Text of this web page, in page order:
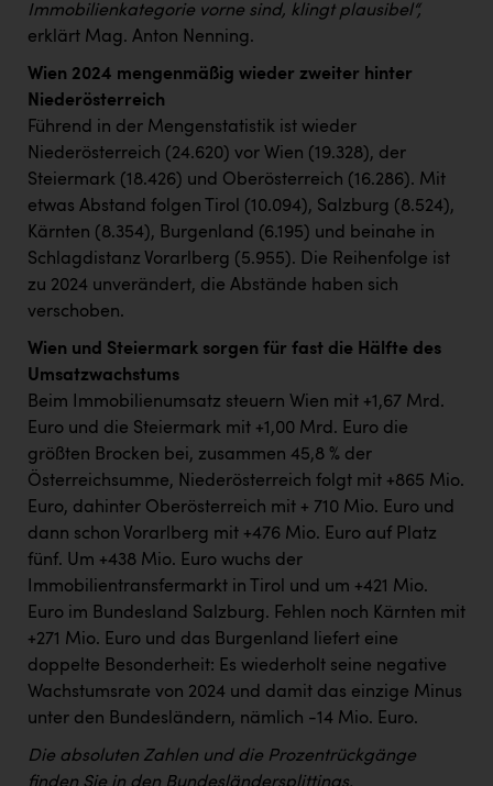
Immobilienkategorie vorne sind, klingt plausibel“,
erklärt Mag. Anton Nenning.
Wien 2024 mengenmäßig wieder zweiter hinter
Niederösterreich
Führend in der Mengenstatistik ist wieder
Niederösterreich (24.620) vor Wien (19.328), der
Steiermark (18.426) und Oberösterreich (16.286). Mit
etwas Abstand folgen Tirol (10.094), Salzburg (8.524),
Kärnten (8.354), Burgenland (6.195) und beinahe in
Schlagdistanz Vorarlberg (5.955). Die Reihenfolge ist
zu 2024 unverändert, die Abstände haben sich
verschoben.
Wien und Steiermark sorgen für fast die Hälfte des
Umsatzwachstums
Beim Immobilienumsatz steuern Wien mit +1,67 Mrd.
Euro und die Steiermark mit +1,00 Mrd. Euro die
größten Brocken bei, zusammen 45,8 % der
Österreichsumme, Niederösterreich folgt mit +865 Mio.
Euro, dahinter Oberösterreich mit + 710 Mio. Euro und
dann schon Vorarlberg mit +476 Mio. Euro auf Platz
fünf. Um +438 Mio. Euro wuchs der
Immobilientransfermarkt in Tirol und um +421 Mio.
Euro im Bundesland Salzburg. Fehlen noch Kärnten mit
+271 Mio. Euro und das Burgenland liefert eine
doppelte Besonderheit: Es wiederholt seine negative
Wachstumsrate von 2024 und damit das einzige Minus
unter den Bundesländern, nämlich -14 Mio. Euro.
Die absoluten Zahlen und die Prozentrückgänge